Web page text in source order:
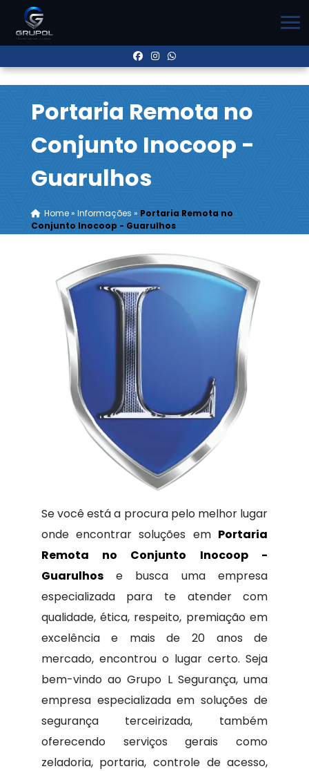
Portaria Remota no
Conjunto Inocoop -
Guarulhos
Home» Informações » Portaria Remota no
Conjunto Inocoop - Guarulhos
Se você está a procura pelo melhor lugar
onde encontrar soluções em Portaria
Remota no Conjunto Inocoop -
Guarulhose busca uma empresa
especializada para te atender com
qualidade, ética, respeito, premiação em
excelência e mais de 20 anos de
mercado, encontrou o lugar certo. Seja
bem-vindo ao Grupo L Segurança, uma
empresa especializada em soluções de
segurança terceirizada, também
oferecendo serviços gerais como
zeladoria, portaria, controle de acesso,